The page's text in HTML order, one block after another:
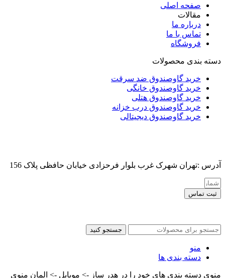
صفحه اصلی
مقالات
درباره ما
تماس با ما
فروشگاه
دسته بندی محصولات
خرید گاوصندوق ضد سرقت
خرید گاوصندوق خانگی
خرید گاوصندوق هتلی
خرید گاوصندوق درب خزانه
خرید گاوصندوق دیجیتالی
آدرس :تهران شهرک غرب بلوار فرحزادی خیابان حافظی پلاک 156
ثبت تماس
جستجو کنید
منو
دسته بندی ها
منوی دسته بندی های خود را در هدر ساز -> موبایل -> المان منوی